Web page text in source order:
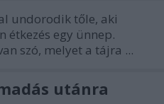
undorodik tőle, aki
étkezés egy ünnep.
szó, melyet a tájra ...
utánra